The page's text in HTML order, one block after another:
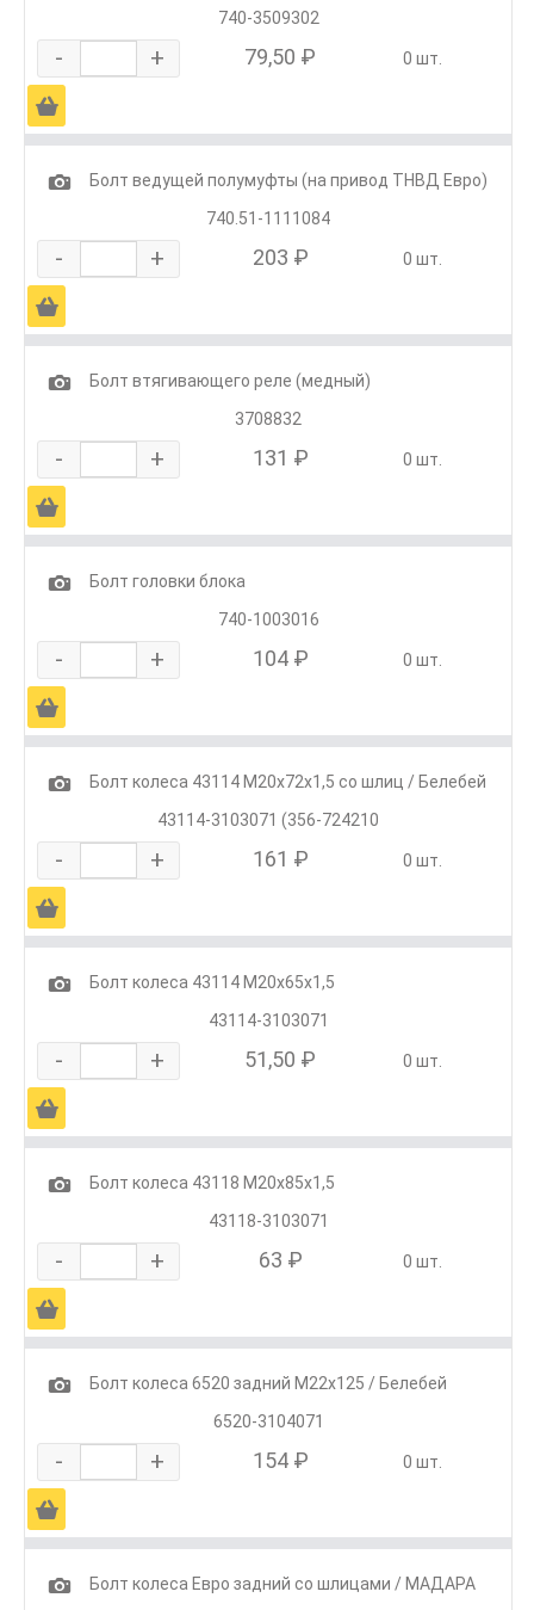
740-3509302
- + 79,50 ₽ 0 шт.
Ä
1
Болт ведущей полумуфты (на привод ТНВД Евро)
740.51-1111084
- + 203 ₽ 0 шт.
Ä
1
Болт втягивающего реле (медный)
3708832
- + 131 ₽ 0 шт.
Ä
1
Болт головки блока
740-1003016
- + 104 ₽ 0 шт.
Ä
1
Болт колеса 43114 М20х72х1,5 со шлиц / Белебей
43114-3103071 (356-724210
- + 161 ₽ 0 шт.
Ä
1
Болт колеса 43114 М20х65х1,5
43114-3103071
- + 51,50 ₽ 0 шт.
Ä
1
Болт колеса 43118 М20х85х1,5
43118-3103071
- + 63 ₽ 0 шт.
Ä
1
Болт колеса 6520 задний М22х125 / Белебей
6520-3104071
- + 154 ₽ 0 шт.
Ä
1
Болт колеса Евро задний со шлицами / МАДАРА